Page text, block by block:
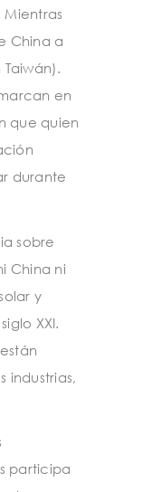
China a
en
que quien
durante
sobre
China ni
y
XXI.
industrias,
participa